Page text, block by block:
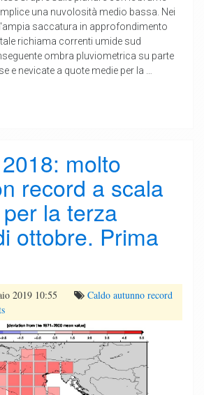
una nuvolosità medio bassa. Nei
saccatura in approfondimento
richiama correnti umide sud
ombra pluviometrica su parte
e nevicate a quote medie per la …
molto
record a scala
la terza
ottobre. Prima
2019 10:55 Caldo autunno record